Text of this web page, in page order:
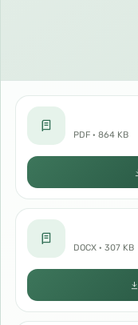
PDF · 864 KB
DOCX · 307 KB